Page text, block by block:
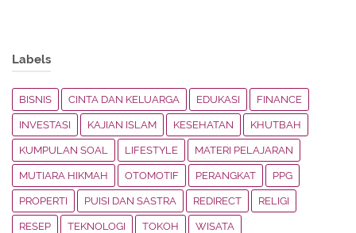
Labels
BISNIS CINTA DAN KELUARGA EDUKASI FINANCE
INVESTASI KAJIAN ISLAM KESEHATAN KHUTBAH
KUMPULAN SOAL LIFESTYLE MATERI PELAJARAN
MUTIARA HIKMAH OTOMOTIF PERANGKAT PPG
PROPERTI PUISI DAN SASTRA REDIRECT RELIGI
RESEP TEKNOLOGI TOKOH WISATA